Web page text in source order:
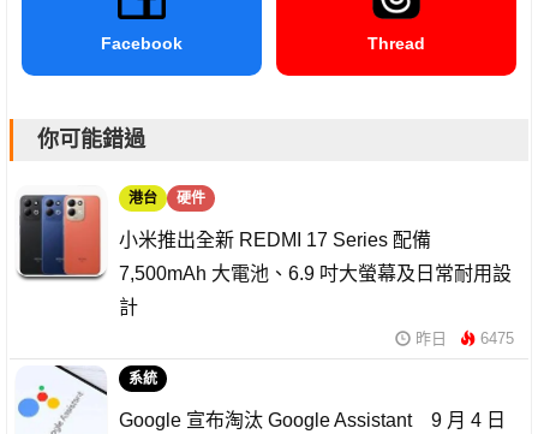
Facebook Thread
你可能錯過
港台 硬件
小米推出全新 REDMI 17 Series 配備
7,500mAh 大電池、6.9 吋大螢幕及日常耐用設
計
昨日 6475
系統
Google 宣布淘汰 Google Assistant 9 月 4 日